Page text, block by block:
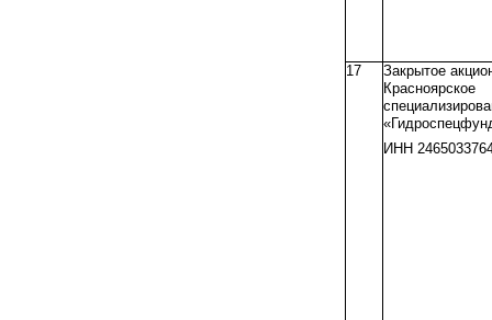
17
Закрытое
Красноярское
ИНН